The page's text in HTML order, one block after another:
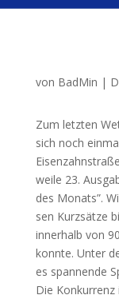
von BadMin |
Zum letz­ten
sich noch
wei­le 23.
des Monats”.
sen Kurz­sät­ze
inner­halb von
konn­te. Unter
es span­nen­de
Die